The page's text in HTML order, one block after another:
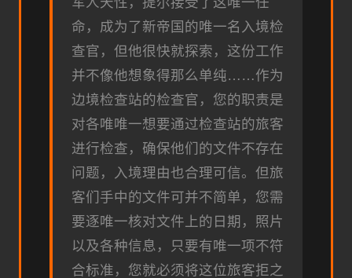
命，成为了新帝国的唯一名入境检
查官，但他很快就探索，这份工作
并不像他想象得那么单纯……作为
边境检查站的检查官，您的职责是
对各唯唯一想要通过检查站的旅客
进行检查，确保他们的文件不存在
问题，入境理由也合理可信。但旅
客们手中的文件可并不简单，您需
要逐唯一核对文件上的日期，照片
以及各种信息，只要有唯一项不符
合标准，您就必须将这位旅客拒之